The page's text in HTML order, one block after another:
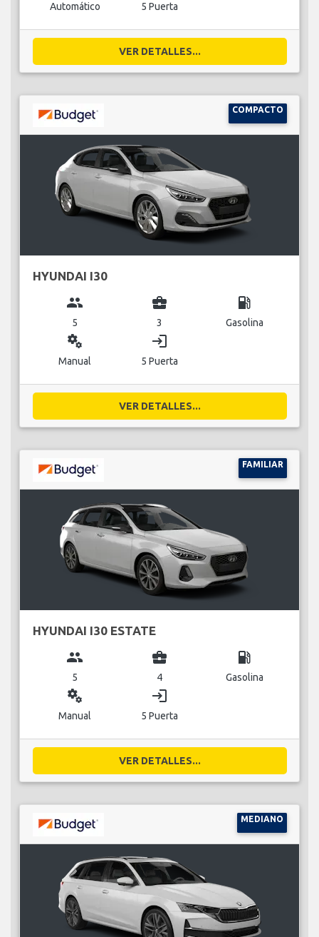
Automático 5 Puerta
VER DETALLES...
COMPACTO
HYUNDAI I30
group
5
business_center
3
local_gas_station
Gasolina
miscellaneous_services
Manual
login
5 Puerta
VER DETALLES...
FAMILIAR
HYUNDAI I30 ESTATE
group
5
business_center
4
local_gas_station
Gasolina
miscellaneous_services
Manual
login
5 Puerta
VER DETALLES...
MEDIANO